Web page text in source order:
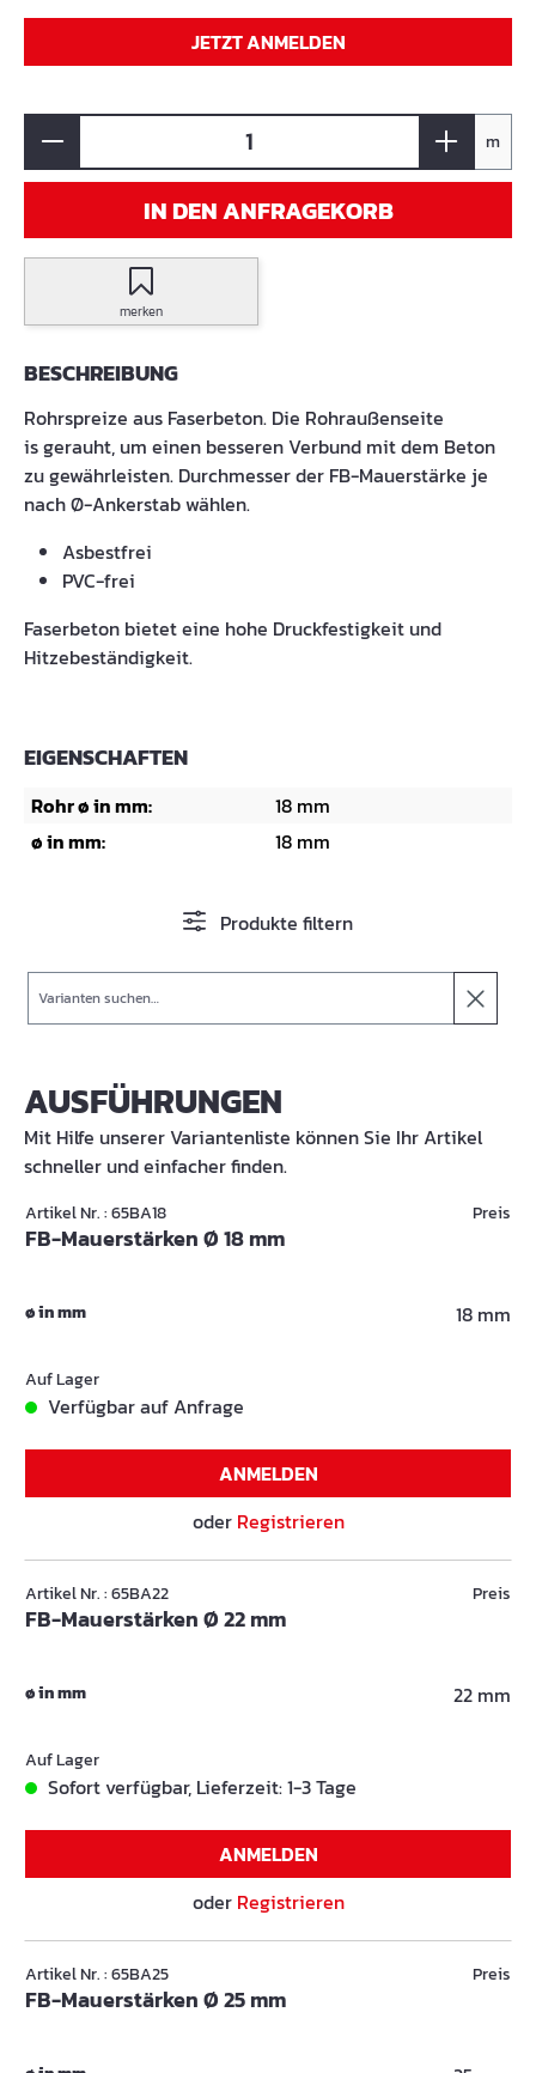
JETZT ANMELDEN
m
IN DEN ANFRAGEKORB
merken
BESCHREIBUNG
Rohrspreize aus Faserbeton. Die Rohraußenseite
is gerauht, um einen besseren Verbund mit dem Beton
zu gewährleisten. Durchmesser der FB-Mauerstärke je
nach Ø-Ankerstab wählen.
Asbestfrei
PVC-frei
Faserbeton bietet eine hohe Druckfestigkeit und
Hitzebeständigkeit.
EIGENSCHAFTEN
Rohr ø in mm:
18 mm
ø in mm:
18 mm
Produkte filtern
AUSFÜHRUNGEN
Mit Hilfe unserer Variantenliste können Sie Ihr Artikel
schneller und einfacher finden.
Artikel Nr. : 65BA18
FB-Mauerstärken Ø 18 mm
Preis
ø in mm 18 mm
Auf Lager
Verfügbar auf Anfrage
ANMELDEN
oder Registrieren
Artikel Nr. : 65BA22
FB-Mauerstärken Ø 22 mm
Preis
ø in mm 22 mm
Auf Lager
Sofort verfügbar, Lieferzeit: 1-3 Tage
ANMELDEN
oder Registrieren
Artikel Nr. : 65BA25
FB-Mauerstärken Ø 25 mm
Preis